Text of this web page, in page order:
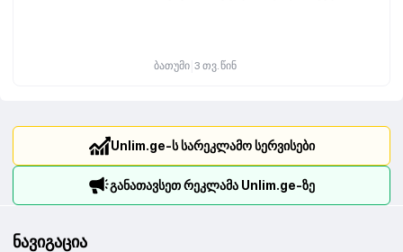
ბათუმი 3 თვ. წინ
Unlim.ge-ს სარეკლამო სერვისები
განათავსეთ რეკლამა Unlim.ge-ზე
ნავიგაცია